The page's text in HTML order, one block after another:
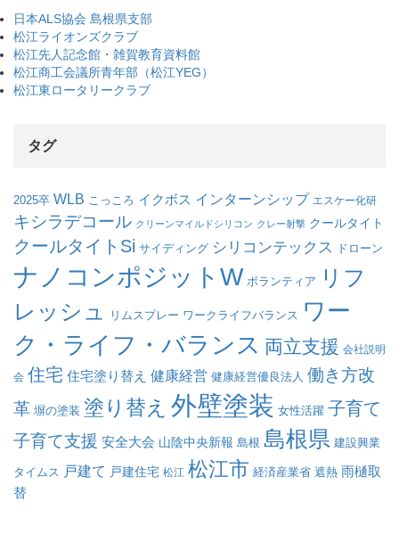
日本ALS協会 島根県支部
松江ライオンズクラブ
松江先人記念館・雑賀教育資料館
松江商工会議所青年部（松江YEG）
松江東ロータリークラブ
タグ
2025卒 WLB こっころ イクボス インターンシップ エスケー化研
キシラデコール クリーンマイルドシリコン クレー射撃 クールタイト
クールタイトSi サイディング シリコンテックス ドローン
ナノコンポジットW ボランティア
リフ
レッシュ
リムスプレー ワークライフバランス ワー
ク・ライフ・バランス 両立支援 会社説明
会 住宅 住宅塗り替え 健康経営 健康経営優良法人 働き方改
革 塀の塗装 塗り替え 外壁塗装 女性活躍 子育て
子育て支援 安全大会 山陰中央新報 島根 島根県 建設興業
タイムス 戸建て 戸建住宅 松江 松江市 経済産業省 遮熱 雨樋取
替